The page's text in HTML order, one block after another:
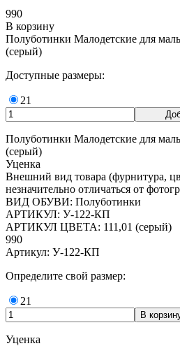
990
В корзину
Полуботинки Малодетские для
(серый)
Доступные размеры:
21
Полуботинки Малодетские для
(серый)
Уценка
Внешний вид товара (фурнитура,
незначительно отличаться от
ВИД ОБУВИ: Полуботинки
АРТИКУЛ: У-122-КП
АРТИКУЛ ЦВЕТА: 111,01 (серый)
990
Артикул: У-122-КП
Определите свой размер:
21
Уценка